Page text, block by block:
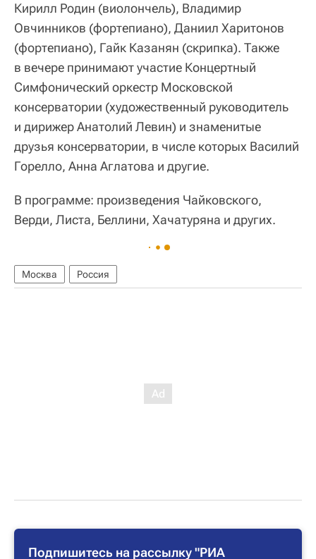
Кирилл Родин (виолончель), Владимир
Овчинников (фортепиано), Даниил Харитонов
(фортепиано), Гайк Казанян (скрипка). Также
в вечере принимают участие Концертный
Симфонический оркестр Московской
консерватории (художественный руководитель
и дирижер Анатолий Левин) и знаменитые
друзья консерватории, в числе которых Василий
Горелло, Анна Аглатова и другие.
В программе: произведения Чайковского,
Верди, Листа, Беллини, Хачатуряна и других.
Москва Россия
Подпишитесь на рассылку "РИА